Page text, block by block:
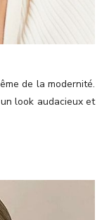
de la modernité.
look audacieux et